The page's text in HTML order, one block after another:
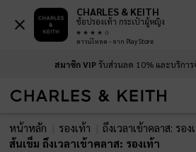
สมาชิก VIPรับส่วนลด 10% และบริกา
สมาชิก VIP รับส่วนลด 10% และบริการ
หน้าหลัก รองเท้า
ถึงเวลาเข้าคลาส: รอง
ส้นเข็ม ถึงเวลาเข้าคลาส: รองเท้า
CHARLES & KEITH
ช้อปรองเท้า กระเป๋าผู้หญิง
ดาวน์โหลด - จาก Play Store